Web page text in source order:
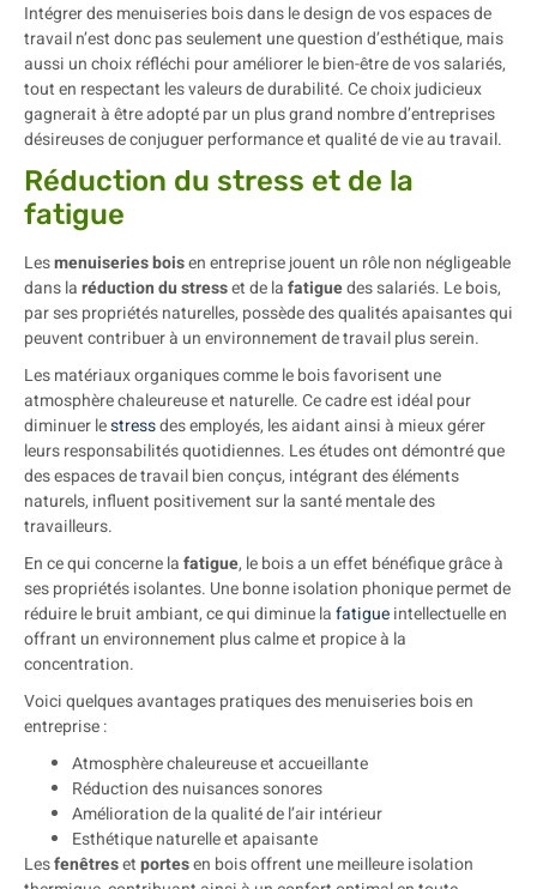
Intégrer des menuiseries bois dans le design de vos espaces de
travail n’est donc pas seulement une question d’esthétique, mais
aussi un choix réfléchi pour améliorer le bien-être de vos salariés,
tout en respectant les valeurs de durabilité. Ce choix judicieux
gagnerait à être adopté par un plus grand nombre d’entreprises
désireuses de conjuguer performance et qualité de vie au travail.
Réduction du stress et de la
fatigue
Lesmenuiseries boisen entreprise jouent un rôle non négligeable
dans laréduction du stresset de lafatiguedes salariés. Le bois,
par ses propriétés naturelles, possède des qualités apaisantes qui
peuvent contribuer à un environnement de travail plus serein.
Les matériaux organiques comme le bois favorisent une
atmosphère chaleureuse et naturelle. Ce cadre est idéal pour
diminuer lestressdes employés, les aidant ainsi à mieux gérer
leurs responsabilités quotidiennes. Les études ont démontré que
des espaces de travail bien conçus, intégrant des éléments
naturels, influent positivement sur la santé mentale des
travailleurs.
En ce qui concerne lafatigue, le bois a un effet bénéfique grâce à
ses propriétés isolantes. Une bonne isolation phonique permet de
réduire le bruit ambiant, ce qui diminue lafatigueintellectuelle en
offrant un environnement plus calme et propice à la
concentration.
Voici quelques avantages pratiques des menuiseries bois en
entreprise :
Atmosphère chaleureuse et accueillante
Réduction des nuisances sonores
Amélioration de la qualité de l’air intérieur
Esthétique naturelle et apaisante
Lesfenêtresetportesen bois offrent une meilleure isolation